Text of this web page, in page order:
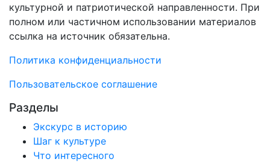
культурной и патриотической направленности. При
полном или частичном использовании материалов
ссылка на источник обязательна.
Политика конфиденциальности
Пользовательское соглашение
Разделы
Экскурс в историю
Шаг к культуре
Что интересного